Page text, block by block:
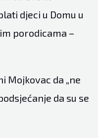
djeci u Domu u
porodicama –
Mojkovac da „ne
da su se